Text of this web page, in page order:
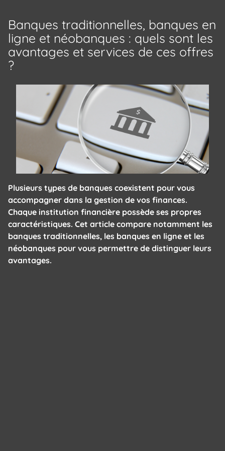
Banques traditionnelles, banques en
ligne et néobanques : quels sont les
avantages et services de ces offres
?
Plusieurs types de banques coexistent pour vous
accompagner dans la gestion de vos finances.
Chaque institution financière possède ses propres
caractéristiques. Cet article compare notamment les
banques traditionnelles, les banques en ligne et les
néobanques pour vous permettre de distinguer leurs
avantages.